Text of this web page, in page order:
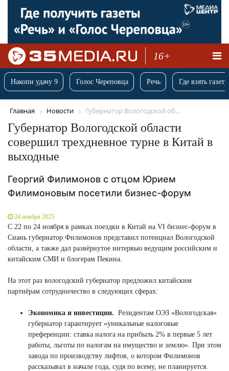
16+
Накопи удачу 9 Голос Череповца Речь Где взять
Главная Новости Губернатор Вологодской об...
Губернатор Вологодской области
совершил трехдневное турне в Китай в
выходные
Георгий Филимонов с отцом Юрием
Филимоновым посетили бизнес-форум
24 ноября 2025
С 22 по 24 ноября в рамках поездки в Китай на VI бизнес-форум в
Сиань губернатор Филимонов представил потенциал Вологодской
области, а также дал развёрнутое интервью ведущим российским и
китайским СМИ и блогерам Пекина.
На этот раз вологодский губернатор предложил китайским
партнёрам сотрудничество в следующих сферах:
Экономика и инвестиции. Резидентам ОЭЗ «Вологодская»
губернатор гарантирует «уникальные налоговые
преференции: ставка налога на прибыль 2% в первые 5 лет
работы, льготы по налогам на имущество и землю». При этом
завода по производству лифтов, о котором Филимонов
рассказывал в начале года, судя по всему, не планируется.